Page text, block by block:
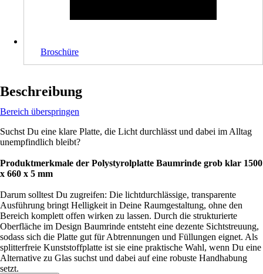
Broschüre
Beschreibung
Bereich überspringen
Suchst Du eine klare Platte, die Licht durchlässt und dabei im Alltag
unempfindlich bleibt?
Produktmerkmale der Polystyrolplatte Baumrinde grob klar 1500
x 660 x 5 mm
Darum solltest Du zugreifen: Die lichtdurchlässige, transparente
Ausführung bringt Helligkeit in Deine Raumgestaltung, ohne den
Bereich komplett offen wirken zu lassen. Durch die strukturierte
Oberfläche im Design Baumrinde entsteht eine dezente Sichtstreuung,
sodass sich die Platte gut für Abtrennungen und Füllungen eignet. Als
splitterfreie Kunststoffplatte ist sie eine praktische Wahl, wenn Du eine
Alternative zu Glas suchst und dabei auf eine robuste Handhabung
setzt.